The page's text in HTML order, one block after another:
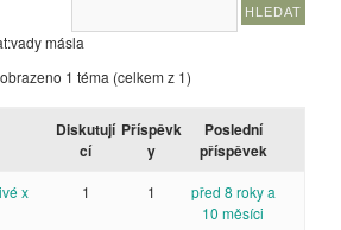
másla
1 téma (celkem z 1)
Diskutují
cí
Příspěvk
y
Poslední
příspěvek
x
1 1
před 8 roky a
10 měsíci